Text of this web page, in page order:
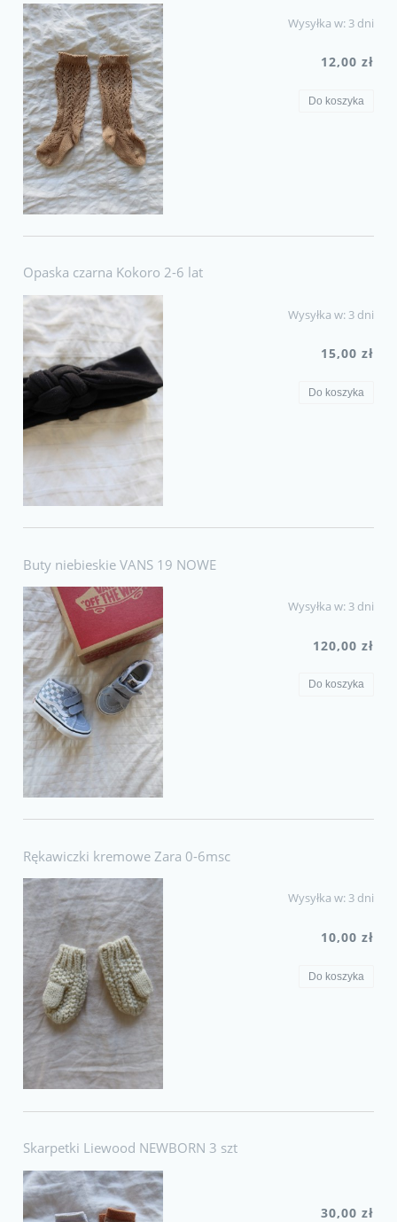
Wysyłka w: 3 dni
12,00 zł
Do koszyka
Opaska czarna Kokoro 2-6 lat
Wysyłka w: 3 dni
15,00 zł
Do koszyka
Buty niebieskie VANS 19 NOWE
Wysyłka w: 3 dni
120,00 zł
Do koszyka
Rękawiczki kremowe Zara 0-6msc
Wysyłka w: 3 dni
10,00 zł
Do koszyka
Skarpetki Liewood NEWBORN 3 szt
30,00 zł